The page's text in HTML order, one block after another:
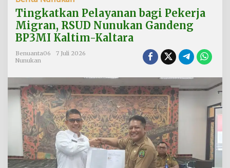
g
k
a
t
l
a
y
a
n
a
n
b
Tingkatkan Pelayanan bagi Pekerja
Migran, RSUD Nunukan Gandeng
BP3MI Kaltim-Kaltara
Benuanta06
7 Juli 2026
Nunukan